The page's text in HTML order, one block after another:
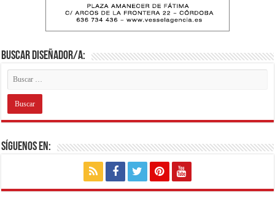
Buscar diseñador/a:
Síguenos en: